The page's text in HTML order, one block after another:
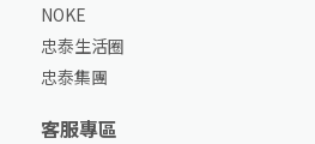
NOKE
忠泰生活圈
忠泰集團
客服專區